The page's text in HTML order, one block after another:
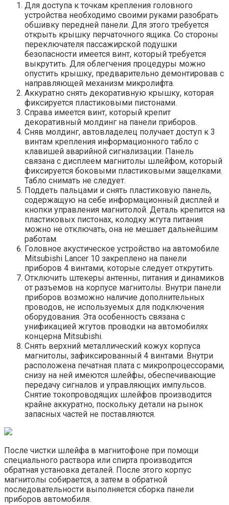
Для доступа к точкам крепления головного
устройства необходимо своими руками разобрать
обшивку передней панели. Для этого требуется
открыть крышку перчаточного ящика. Со стороны
переключателя пассажирской подушки
безопасности имеется винт, который требуется
выкрутить. Для облегчения процедуры можно
опустить крышку, предварительно демонтировав с
направляющей механизм микролифта.
Аккуратно снять декоративную крышку, которая
фиксируется пластиковыми пистонами.
Справа имеется винт, который крепит
декоративный молдинг на панели приборов.
Сняв молдинг, автовладелец получает доступ к 3
винтам крепления информационного табло с
клавишей аварийной сигнализации. Панель
связана с дисплеем магнитолы шлейфом, который
фиксируется боковыми пластиковыми защелками.
Табло снимать не следует.
Поддеть пальцами и снять пластиковую панель,
содержащую на себе информационный дисплей и
кнопки управления магнитолой. Деталь крепится на
пластиковых пистонах, колодку жгута питания
можно не отключать, она не мешает дальнейшим
работам.
Головное акустическое устройство на автомобиле
Mitsubishi Lancer 10 закреплено на панели
приборов 4 винтами, которые следует открутить.
Отключить штекеры антенны, питания и динамиков
от разъемов на корпусе магнитолы. Внутри панели
приборов возможно наличие дополнительных
проводов, не используемых для подключения
оборудования. Эта особенность связана с
унификацией жгутов проводки на автомобилях
концерна Mitsubishi.
Снять верхний металлический кожух корпуса
магнитолы, зафиксированный 4 винтами. Внутри
расположена печатная плата с микропроцессорами,
снизу на ней имеются шлейфы, обеспечивающие
передачу сигналов и управляющих импульсов.
Снятие токопроводящих шлейфов производится
крайне аккуратно, поскольку детали на рынок
запасных частей не поставляются.
После чистки шлейфа в магнитофоне при помощи
специального раствора или спирта производится
обратная установка деталей. После этого корпус
магнитолы собирается, а затем в обратной
последовательности выполняется сборка панели
приборов автомобиля.